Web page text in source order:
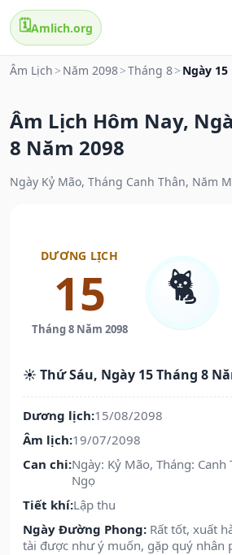
🗓️Amlich.org
Âm Lịch > Năm 2098>Tháng 8> Ngày 15
Âm Lịch Hôm Nay,
8 Năm 2098
Ngày Kỷ Mão, Tháng Canh Thân, Năm
DƯƠNG LỊCH
15
Tháng 8 Năm 2098
🐈
☀️ Thứ Sáu, Ngày 15 Tháng 8
Dương lịch:15/08/2098
Âm lịch:19/07/2098
Can chi:Ngày: Kỷ Mão, Tháng: Canh
Ngọ
Tiết khí:Lập thu
Ngày Đường Phong: Rất tốt, xuất
tài được như ý muốn, gặp quý nhân